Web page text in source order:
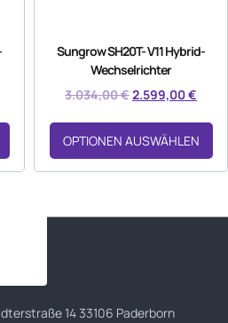
Sungrow SH20T- V11 Hybrid-
Wechselrichter
3.034,00€2.599,00€
OPTIONEN AUSWÄHLEN
14 33106 Paderborn